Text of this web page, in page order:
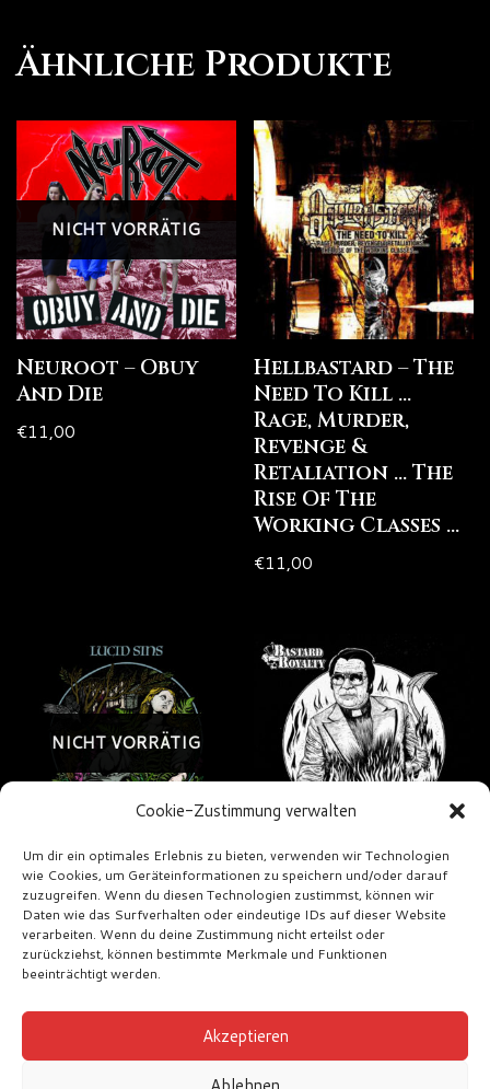
Cookie-Zustimmung verwalten
Um dir ein optimales Erlebnis zu bieten, verwenden wir Technologien
wie Cookies, um Geräteinformationen zu speichern und/oder darauf
zuzugreifen. Wenn du diesen Technologien zustimmst, können wir
Daten wie das Surfverhalten oder eindeutige IDs auf dieser Website
verarbeiten. Wenn du deine Zustimmung nicht erteilst oder
zurückziehst, können bestimmte Merkmale und Funktionen
beeinträchtigt werden.
Akzeptieren
Ähnliche Produkte
NICHT VORRÄTIG
Neuroot – Obuy
And Die
€11,00
Hellbastard – The
Need To Kill …
Rage, Murder,
Revenge &
Retaliation … The
Rise Of The
Working Classes …
€11,00
NICHT VORRÄTIG
Lucid Sins –
Dancing In The
Dark
€20,00
Bastard Royalty –
Jonestown EP
€14,00